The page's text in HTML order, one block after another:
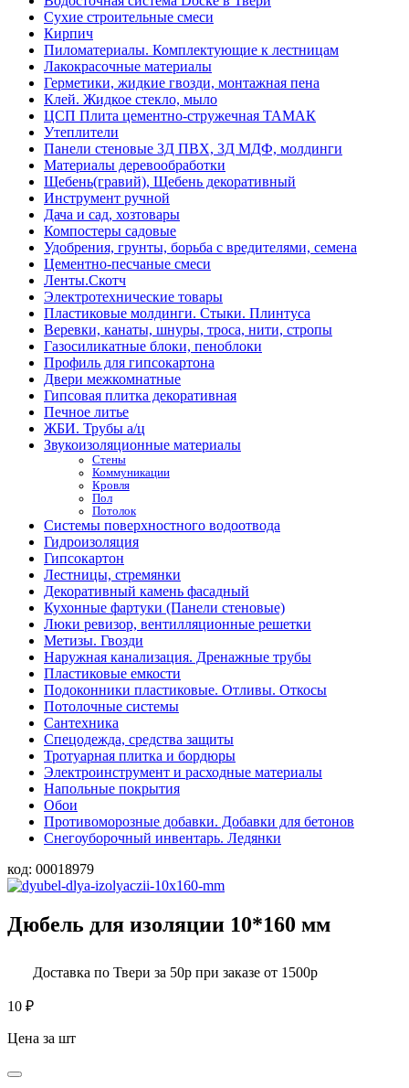
Сухие строительные смеси
Кирпич
Пиломатериалы. Комплектующие к лестницам
Лакокрасочные материалы
Герметики, жидкие гвозди, монтажная пена
Клей. Жидкое стекло, мыло
ЦСП Плита цементно-стружечная ТАМАК
Утеплители
Панели стеновые 3Д ПВХ, 3Д МДФ, молдинги
Материалы деревообработки
Щебень(гравий), Щебень декоративный
Инструмент ручной
Дача и сад, хозтовары
Компостеры садовые
Удобрения, грунты, борьба с вредителями, семена
Цементно-песчаные смеси
Ленты.Скотч
Электротехнические товары
Пластиковые молдинги. Стыки. Плинтуса
Веревки, канаты, шнуры, троса, нити, стропы
Газосиликатные блоки, пеноблоки
Профиль для гипсокартона
Двери межкомнатные
Гипсовая плитка декоративная
Печное литье
ЖБИ. Трубы а/ц
Звукоизоляционные материалы
Стены
Коммуникации
Кровля
Пол
Потолок
Системы поверхностного водоотвода
Гидроизоляция
Гипсокартон
Лестницы, стремянки
Декоративный камень фасадный
Кухонные фартуки (Панели стеновые)
Люки ревизор, вентилляционные решетки
Метизы. Гвозди
Наружная канализация. Дренажные трубы
Пластиковые емкости
Подоконники пластиковые. Отливы. Откосы
Потолочные системы
Сантехника
Спецодежда, средства защиты
Тротуарная плитка и бордюры
Электроинструмент и расходные материалы
Напольные покрытия
Обои
Противоморозные добавки. Добавки для бетонов
Снегоуборочный инвентарь. Ледянки
код: 00018979
Дюбель для изоляции 10*160 мм
Доставка по Твери за 50р при заказе от 1500р
10 ₽
Цена за шт